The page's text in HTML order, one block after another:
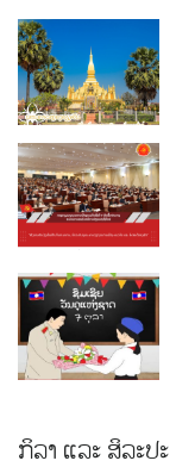
ກິລາ ແລະ ສິລະປະ